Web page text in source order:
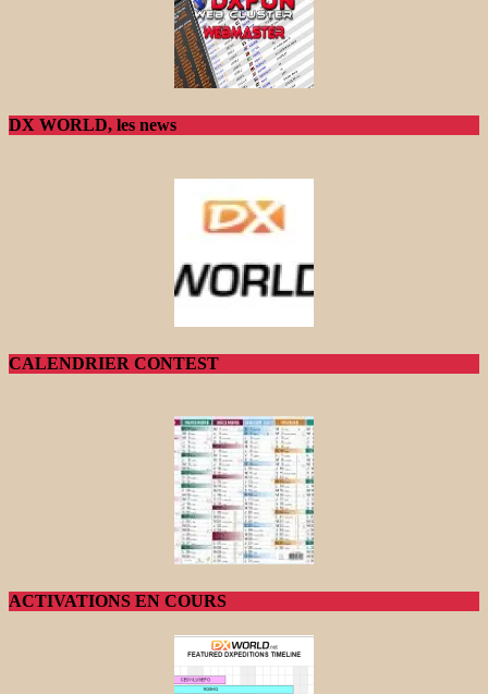
DX WORLD, les news
CALENDRIER CONTEST
ACTIVATIONS EN COURS